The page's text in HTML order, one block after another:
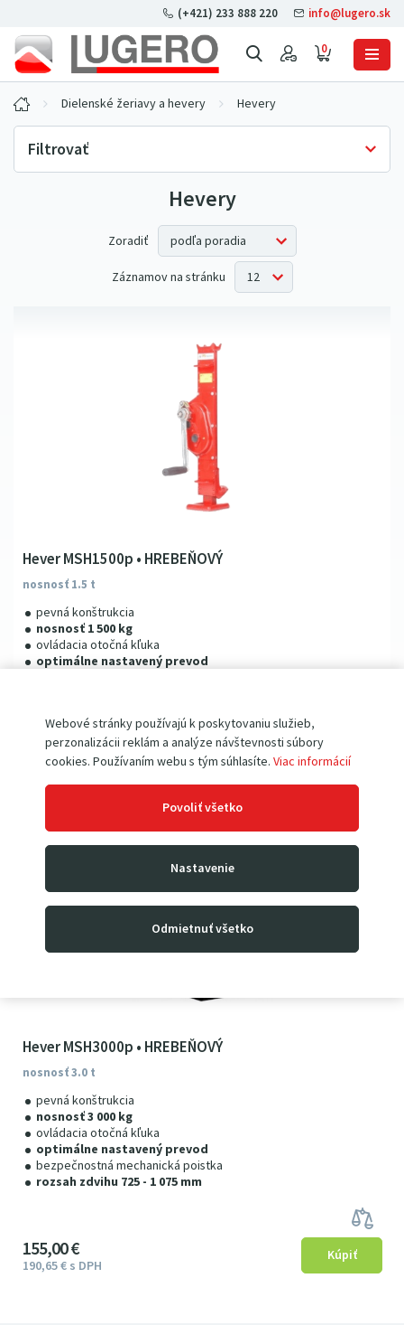
Webové stránky používajú k poskytovaniu služieb,
perzonalizácii reklám a analýze návštevnosti súbory
cookies. Používaním webu s tým súhlasíte. Viac informácií
Povoliť všetko
Nastavenie
Odmietnuť všetko
0
(+421) 233 888 220 info@lugero.sk
Dielenské žeriavy a hevery Hevery
Filtrovať
Cena bez DPH
Hevery
Zoradiť
Záznamov na stránku
Hever MSH1500p • HREBEŇOVÝ
nosnosť 1.5 t
pevná konštrukcia
nosnosť 1 500 kg
ovládacia otočná kľuka
optimálne nastavený prevod
14900€
Hever MSH3000p • HREBEŇOVÝ
nosnosť 3.0 t
pevná konštrukcia
nosnosť 3 000 kg
ovládacia otočná kľuka
optimálne nastavený prevod
bezpečnostná mechanická poistka
rozsah zdvihu 725 - 1 075 mm
155 00€
190 65€ s DPH